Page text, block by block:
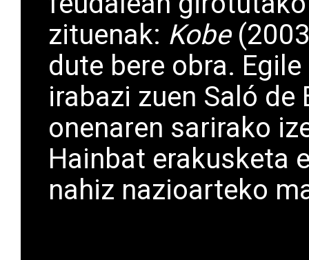
zituenak: Kobe
dute bere obra.
irabazi zuen Saló
onenaren sarirako
Hainbat erakusketa
nahiz nazioarteko